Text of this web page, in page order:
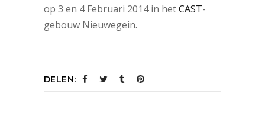
op 3 en 4 Februari 2014 in hetCAST-
gebouw Nieuwegein.
DELEN: